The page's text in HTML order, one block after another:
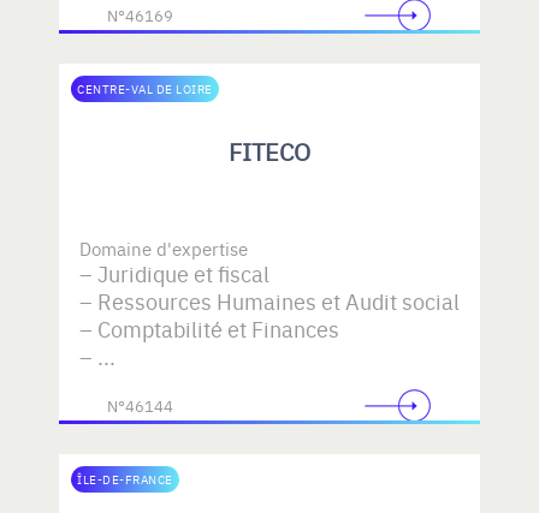
N°46169
CENTRE-VAL DE LOIRE
FITECO
Domaine d'expertise
Juridique et fiscal
Ressources Humaines et Audit social
Comptabilité et Finances
...
N°46144
ÎLE-DE-FRANCE